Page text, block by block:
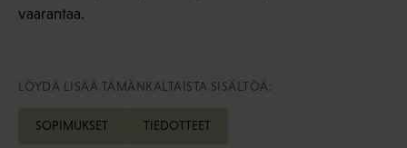
vaarantaa.
LÖYDÄ LISÄÄ TÄMÄNKALTAISTA SISÄLTÖÄ:
SOPIMUKSET TIEDOTTEET